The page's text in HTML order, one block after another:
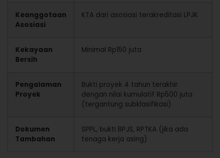
Keanggotaan
Asosiasi
KTA dari asosiasi terakreditasi LPJK
Kekayaan
Bersih
Minimal Rp150 juta
Pengalaman
Proyek
Bukti proyek 4 tahun terakhir
dengan nilai kumulatif Rp500 juta
(tergantung subklasifikasi)
Dokumen
Tambahan
SPPL, bukti BPJS, RPTKA (jika ada
tenaga kerja asing)